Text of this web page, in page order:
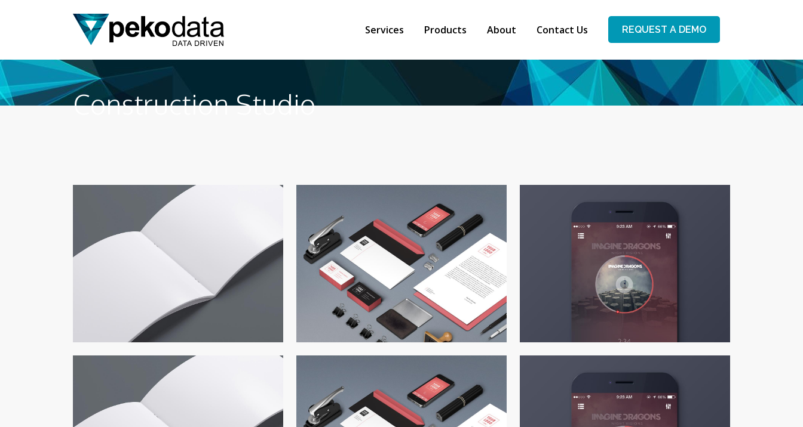
REQUEST A DEMO
Services Products About Contact Us
Construction Studio